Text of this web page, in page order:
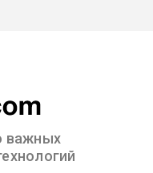
важных